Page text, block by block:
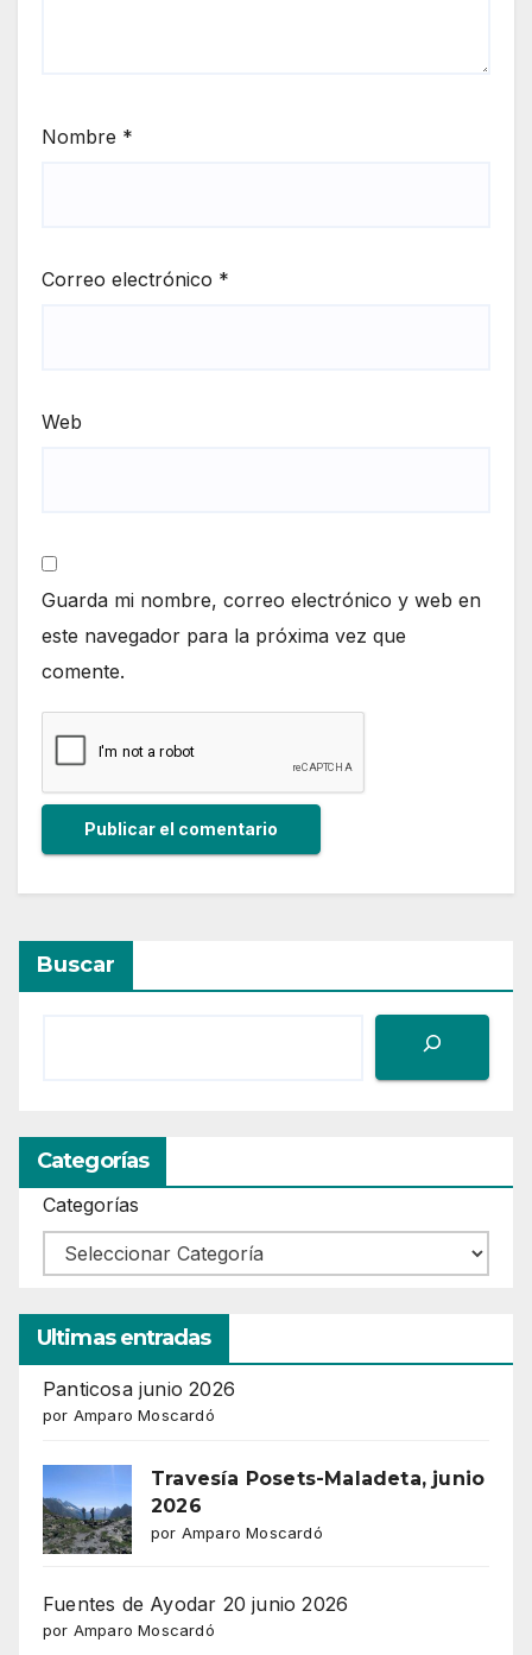
Nombre *
Correo electrónico *
Web
Guarda mi nombre, correo electrónico y web en
este navegador para la próxima vez que
comente.
Buscar
Categorías
Categorías
Ultimas entradas
Panticosa junio 2026
por Amparo Moscardó
Travesía Posets-Maladeta, junio
2026
por Amparo Moscardó
Fuentes de Ayodar 20 junio 2026
por Amparo Moscardó